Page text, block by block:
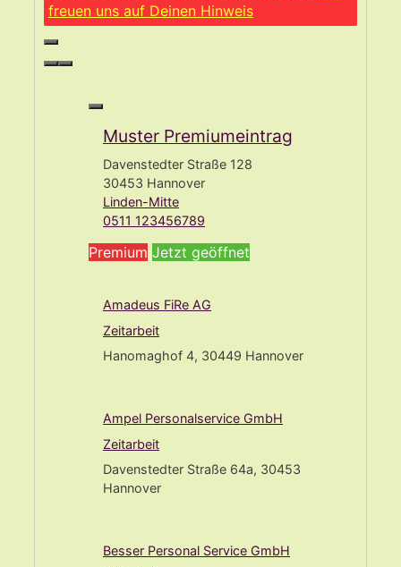
freuen uns auf Deinen Hinweis
Muster Premiumeintrag
Davenstedter Straße 128
30453 Hannover
Linden-Mitte
0511 123456789
Premium Jetzt geöffnet
Amadeus FiRe AG
Zeitarbeit
Hanomaghof 4, 30449 Hannover
Ampel Personalservice GmbH
Zeitarbeit
Davenstedter Straße 64a, 30453
Hannover
Besser Personal Service GmbH